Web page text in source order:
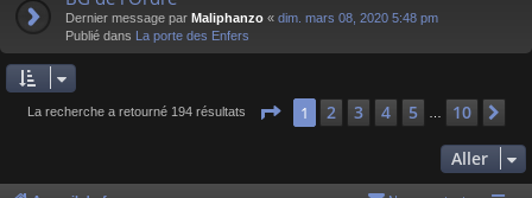
Dernier message par Maliphanzo « dim. mars 08, 2020 5:48 pm
Publié dans La porte des Enfers
La recherche a retourné 194 résultats Page 1sur 10
1 2 3 4 5 10
Aller